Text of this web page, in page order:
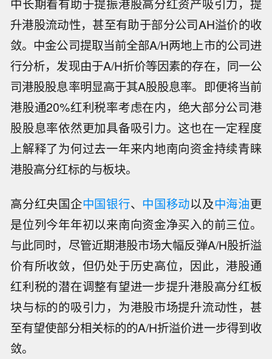
中长期看有助于提振港股高分红资产吸引力，提
升港股流动性，甚至有助于部分公司AH溢价的收
敛。中金公司提取当前全部A/H两地上市的公司进
行分析，发现由于A/H折价等因素的存在，同一公
司港股股息率明显高于其A股股息率。即便将当前
港股通20%红利税率考虑在内，绝大部分公司港
股股息率依然更加具备吸引力。这也在一定程度
上解释了为何过去一年来内地南向资金持续青睐
港股高分红标的与板块。
高分红央国企中国银行、 中国移动以及中海油更
是位列今年年初以来南向资金净买入的前三位。
与此同时，尽管近期港股市场大幅反弹A/H股折溢
价有所收敛，但仍处于历史高位，因此，港股通
红利税的潜在调整有望进一步提升港股高分红板
块与标的的吸引力，为港股市场提升流动性，甚
至有望使部分相关标的的A/H折溢价进一步得到收
敛。